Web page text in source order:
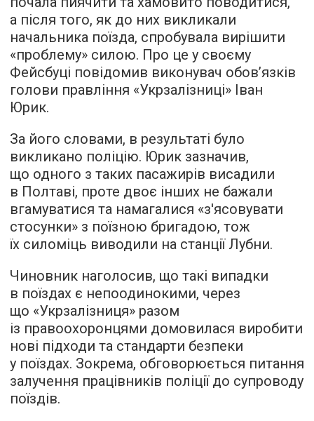
а після того, як до них викликали
начальника поїзда, спробувала вирішити
«проблему» силою. Про це у своєму
Фейсбуці повідомив виконувач обов’язків
голови правління «Укрзалізниці» Іван
Юрик.
За його словами, в результаті було
викликано поліцію. Юрик зазначив,
що одного з таких пасажирів висадили
в Полтаві, проте двоє інших не бажали
вгамуватися та намагалися «з'ясовувати
стосунки» з поїзною бригадою, тож
їх силоміць виводили на станції Лубни.
Чиновник наголосив, що такі випадки
в поїздах є непоодинокими, через
що «Укрзалізниця» разом
із правоохоронцями домовилася виробити
нові підходи та стандарти безпеки
у поїздах. Зокрема, обговорюється питання
залучення працівників поліції до супроводу
поїздів.